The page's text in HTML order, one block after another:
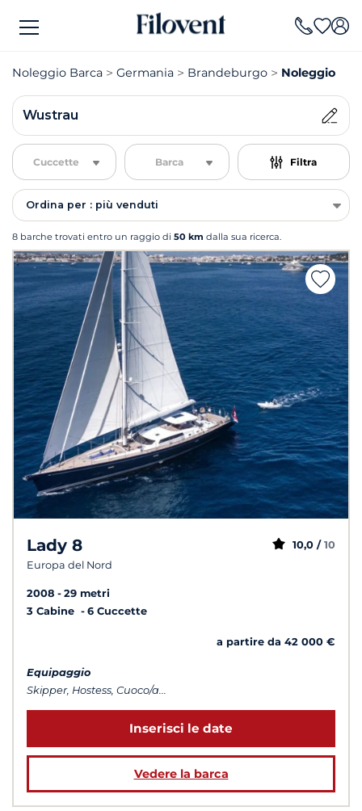
Noleggio Barca Germania Brandeburgo Noleggio
Wustrau
Cuccette Barca Filtra
Ordina per : più venduti
8 barche trovati entro un raggio di 50 km dalla sua ricerca.
Lady 8
Europa del Nord
10,0 / 10
2008
29 metri
3 Cabine
6 Cuccette
a partire da 42 000 €
Equipaggio
Skipper, Hostess, Cuoco/a...
Inserisci le date
Vedere la barca